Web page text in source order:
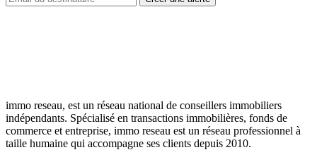
immo reseau, est un réseau national de conseillers immobiliers
indépendants. Spécialisé en transactions immobilières, fonds de
commerce et entreprise, immo reseau est un réseau professionnel à
taille humaine qui accompagne ses clients depuis 2010.